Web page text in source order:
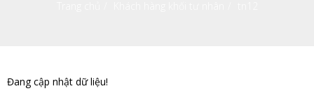
Đang cập nhật dữ liệu!